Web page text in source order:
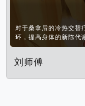
对于桑拿后的冷热交替
环，提高身体的新陈代
刘师傅